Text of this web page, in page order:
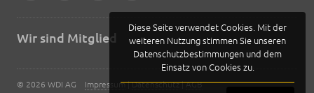
Wir sind Mitglied
© 2026 WDI AG Impressum|Datenschutz|AGB
Diese Seite verwendet Cookies. Mit der
weiteren Nutzung stimmen Sie unseren
Datenschutzbestimmungen und dem
Einsatz von Cookies zu.